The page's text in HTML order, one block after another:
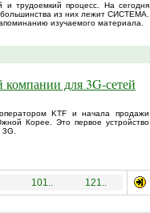
и трудоемкий процесс. На сегодня
большинства из них лежит СИСТЕМА.
изучаемого материала.
для 3G-сетей
KTF и начала продажи
Корее. Это первое устройство
101.. 121..